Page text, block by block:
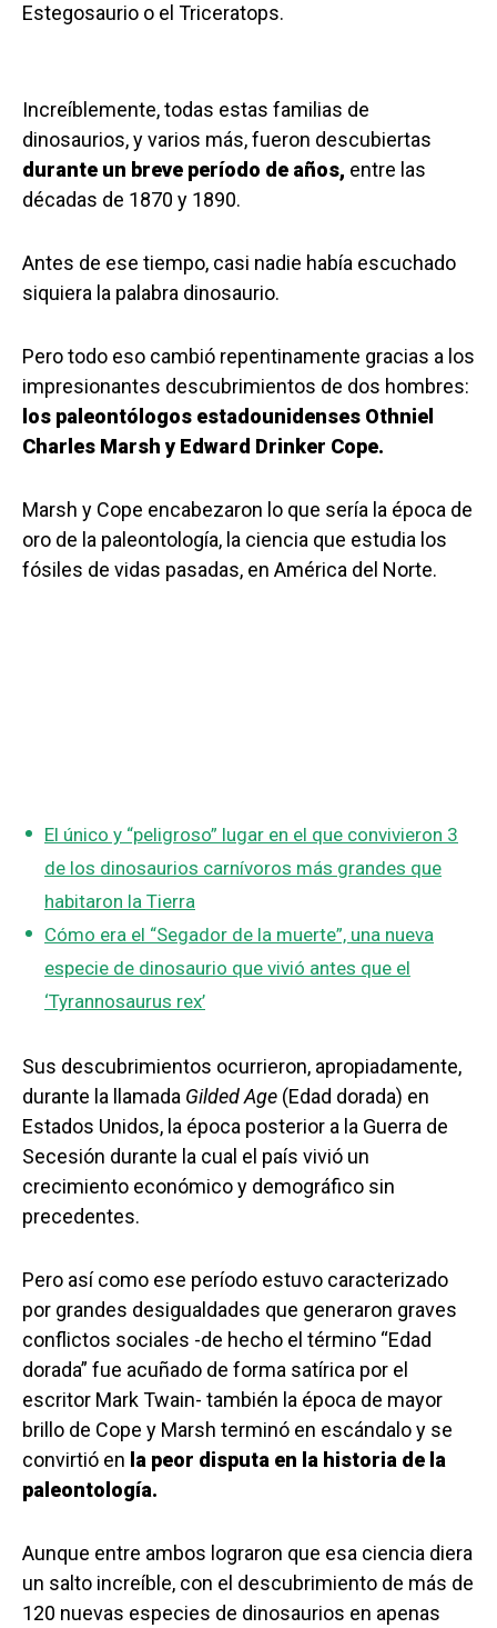
Estegosaurio o el Triceratops.
Increíblemente, todas estas familias de
dinosaurios, y varios más, fueron descubiertas
durante un breve período de años, entre las
décadas de 1870 y 1890.
Antes de ese tiempo, casi nadie había escuchado
siquiera la palabra dinosaurio.
Pero todo eso cambió repentinamente gracias a los
impresionantes descubrimientos de dos hombres:
los paleontólogos estadounidenses Othniel
Charles Marsh y Edward Drinker Cope.
Marsh y Cope encabezaron lo que sería la época de
oro de la paleontología, la ciencia que estudia los
fósiles de vidas pasadas, en América del Norte.
El único y “peligroso” lugar en el que convivieron 3
de los dinosaurios carnívoros más grandes que
habitaron la Tierra
Cómo era el “Segador de la muerte”, una nueva
especie de dinosaurio que vivió antes que el
‘Tyrannosaurus rex’
Sus descubrimientos ocurrieron, apropiadamente,
durante la llamada Gilded Age (Edad dorada) en
Estados Unidos, la época posterior a la Guerra de
Secesión durante la cual el país vivió un
crecimiento económico y demográfico sin
precedentes.
Pero así como ese período estuvo caracterizado
por grandes desigualdades que generaron graves
conflictos sociales -de hecho el término “Edad
dorada” fue acuñado de forma satírica por el
escritor Mark Twain- también la época de mayor
brillo de Cope y Marsh terminó en escándalo y se
convirtió en la peor disputa en la historia de la
paleontología.
Aunque entre ambos lograron que esa ciencia diera
un salto increíble, con el descubrimiento de más de
120 nuevas especies de dinosaurios en apenas